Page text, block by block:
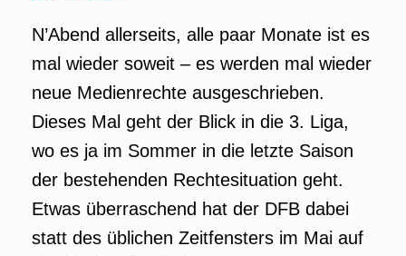
N’Abend allerseits, alle paar Monate ist es
mal wieder soweit – es werden mal wieder
neue Medienrechte ausgeschrieben.
Dieses Mal geht der Blick in die 3. Liga,
wo es ja im Sommer in die letzte Saison
der bestehenden Rechtesituation geht.
Etwas überraschend hat der DFB dabei
statt des üblichen Zeitfensters im Mai auf